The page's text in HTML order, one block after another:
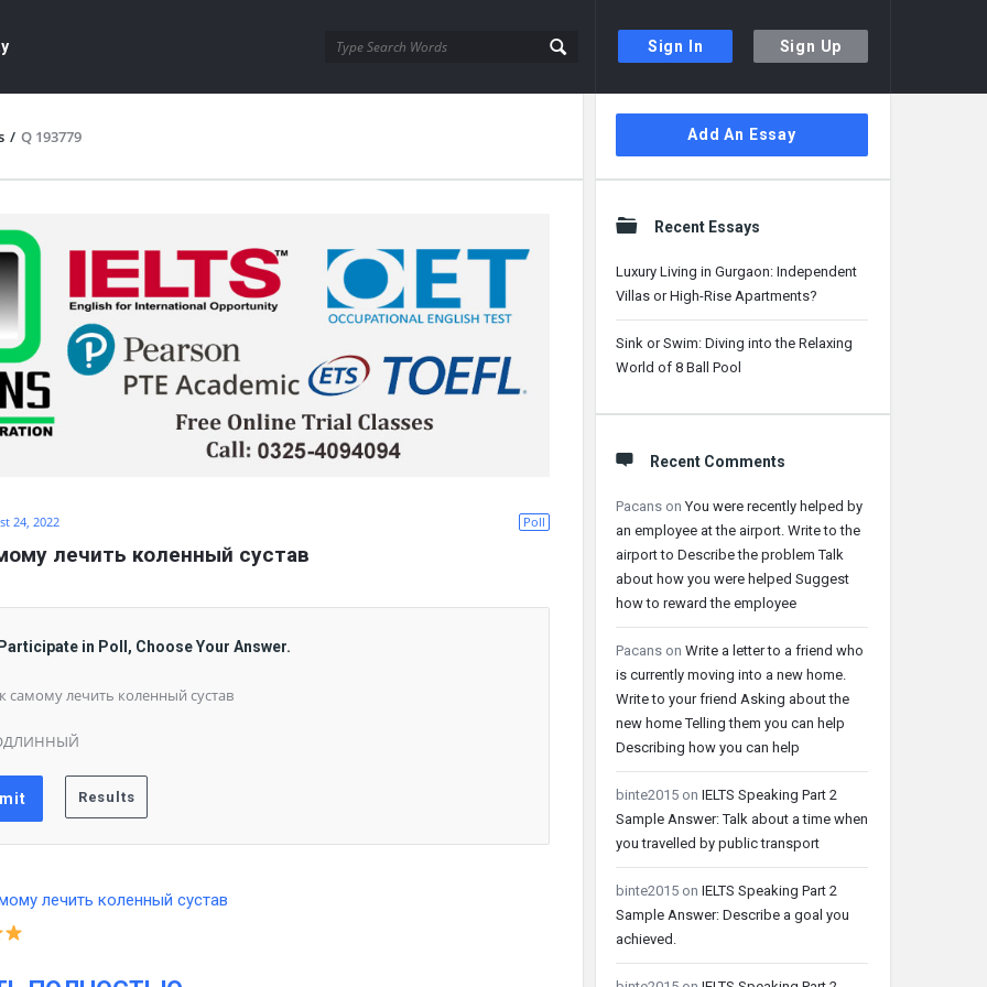
Sign In Sign Up
/ Q 193779
Poll
24, 2022
лечить коленный сустав
in Poll, Choose Your Answer.
самому лечить коленный сустав
Sidebar
Add An Essay
Recent Essays
Luxury Living in Gurgaon: Independent
Villas or High-Rise Apartments?
Sink or Swim: Diving into the Relaxing
World of 8 Ball Pool
Recent Comments
Pacans onYou were recently helped by
an employee at the airport. Write to the
airport to Describe the problem Talk
about how you were helped Suggest
how to reward the employee
Pacans on Write a letter to a friend who
is currently moving into a new home.
Write to your friend Asking about the
new home Telling them you can help
Describing how you can help
binte2015 on IELTS Speaking Part 2
Sample Answer: Talk about a time when
you travelled by public transport
binte2015 on IELTS Speaking Part 2
Sample Answer: Describe a goal you
achieved.